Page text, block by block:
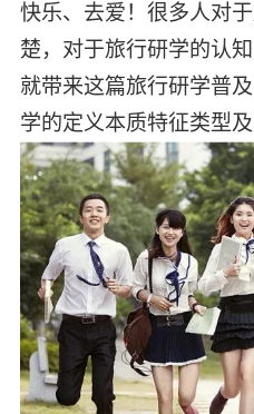
快乐、去爱！很多人对
楚，对于旅行研学的认
就带来这篇旅行研学普
学的定义本质特征类型及